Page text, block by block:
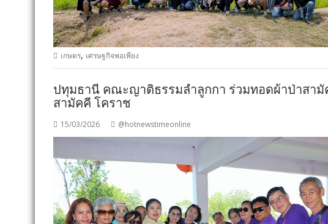
เกษตร, เศรษฐกิจพอเพียง
ปทุมธานี คณะญาติธรรมลำลูกกา ร่วมทอดผ้าป่าสา
สามัคคี โคราช
15/03/2026 @hotnewstimeonline